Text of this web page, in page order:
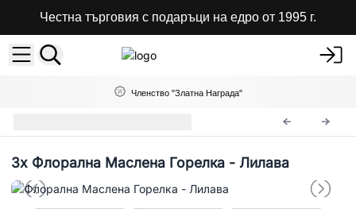
Честна търговия с подаръци на едро от 1995 г.
Членство "Златна Награда"
3x Флорална Маслена Горелка - Лилава